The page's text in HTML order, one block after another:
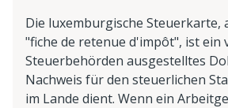
Die luxemburgische Steuerkarte,
"fiche de retenue d'impôt", ist ein
Steuerbehörden ausgestelltes
Nachweis für den steuerlichen
im Lande dient. Wenn ein